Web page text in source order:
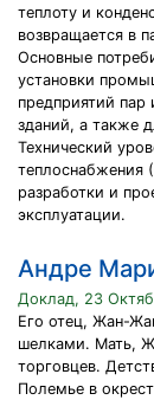
теплоту и
возвращается в
Основные
установки
предприятий пар
зданий, а также
Технический
теплоснабжения
разработки и
эксплуатации.
Андре
Доклад, 23
Его отец, Жан-
шелками. Мать,
торговцев.
Полемье в